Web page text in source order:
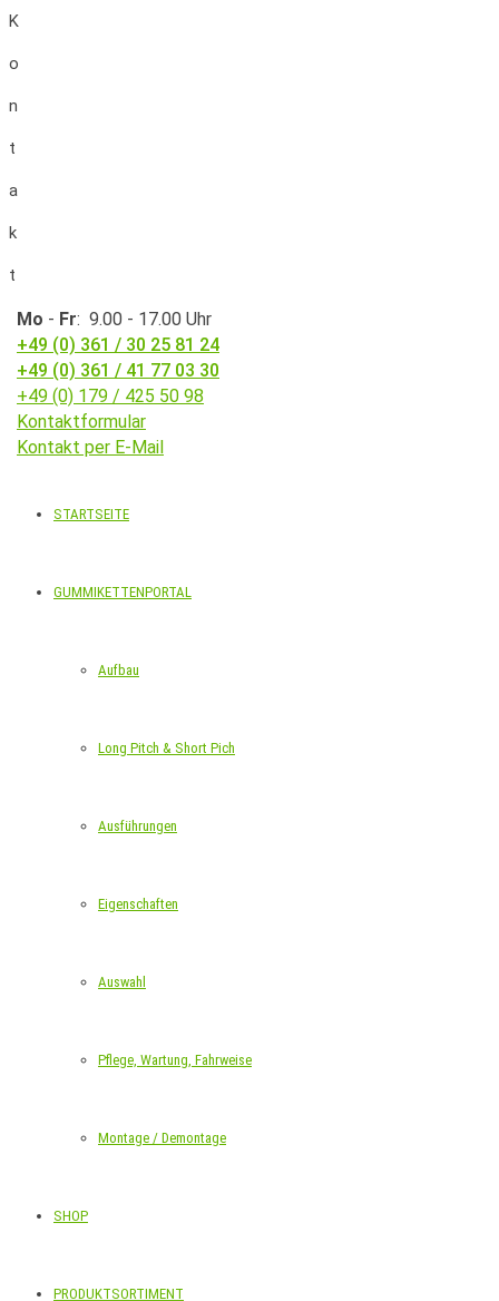
K
o
n
t
a
k
t
Mo - Fr: 9.00 - 17.00 Uhr
+49 (0) 361 / 30 25 81 24
+49 (0) 361 / 41 77 03 30
+49 (0) 179 / 425 50 98
Kontaktformular
Kontakt per E-Mail
STARTSEITE
GUMMIKETTENPORTAL
Aufbau
Long Pitch & Short Pich
Ausführungen
Eigenschaften
Auswahl
Pflege, Wartung, Fahrweise
Montage / Demontage
SHOP
PRODUKTSORTIMENT